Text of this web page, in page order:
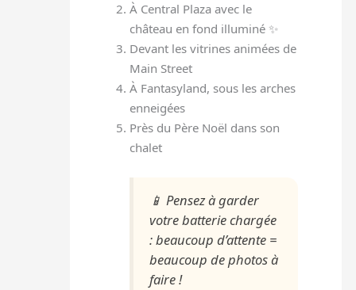
À Central Plaza avec le
château en fond illuminé ✨
Devant les vitrines animées de
Main Street
À Fantasyland, sous les arches
enneigées
Près du Père Noël dans son
chalet
📱Pensez à garder
votre batterie chargée
: beaucoup d’attente =
beaucoup de photos à
faire !